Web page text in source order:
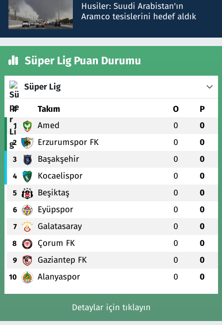
Husiler: Suudi Arabistan'ın
Aramco tesislerini hedef aldık
Süper Lig Puan Durumu
Süper Lig
# Takım O P
1 Amed 0 0
2 Erzurumspor FK 0 0
3 Başakşehir 0 0
4 Kocaelispor 0 0
5 Beşiktaş 0 0
6 Eyüpspor 0 0
7 Galatasaray 0 0
8 Çorum FK 0 0
9 Gaziantep FK 0 0
10 Alanyaspor 0 0
Detaylar için tıklayın